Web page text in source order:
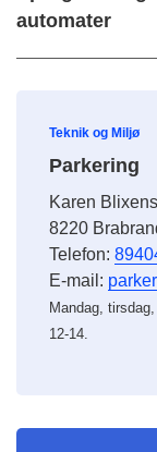
automater
Teknik og Miljø
Parkering
Karen
8220
Telefon:
E-mail:
Mandag,
12-14.